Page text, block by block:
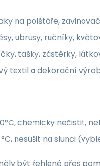
na polštáře,
ubrusy, ručníky,
tašky, zástěrky,
textil a dekorační
chemicky nečistit,
nesušit na slunci
být žehlené přes